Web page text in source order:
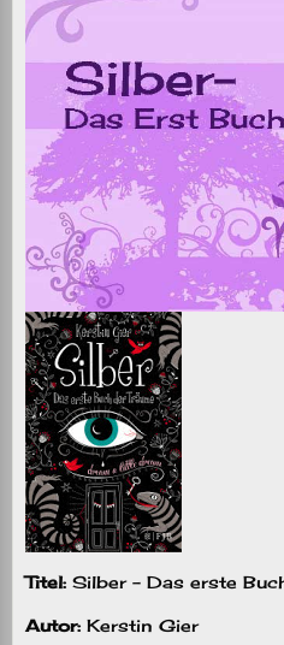
Titel: Silber – Das erste
Autor: Kerstin Gier